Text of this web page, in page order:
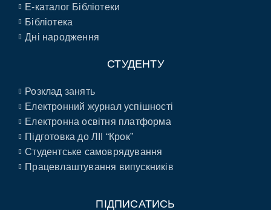
E-каталог Бібліотеки
Бібліотека
Дні народження
СТУДЕНТУ
Розклад занять
Електронний журнал успішності
Електронна освітня платформа
Підготовка до ЛІІ “Крок”
Студентське самоврядування
Працевлаштування випускників
ПІДПИСАТИСЬ